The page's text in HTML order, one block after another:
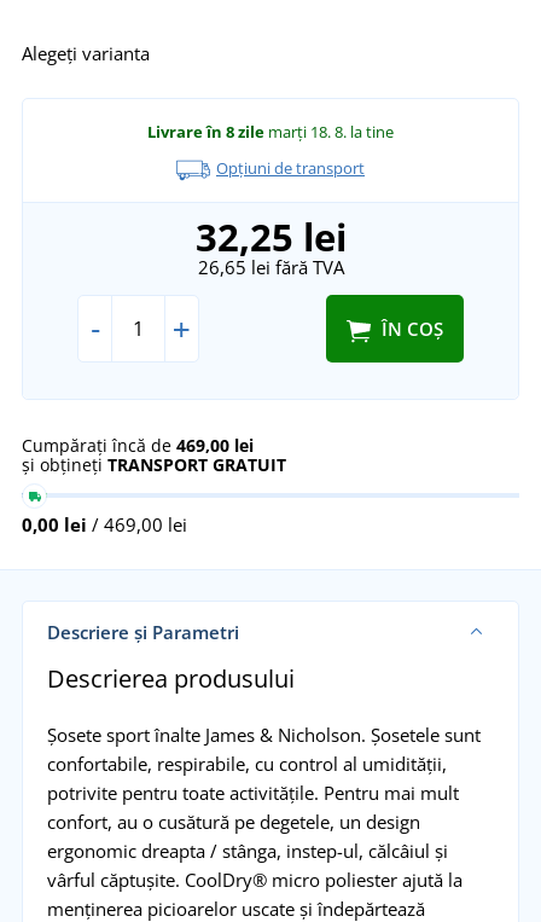
Alegeți varianta
Livrare în 8 zile marți 18. 8. la tine
Opțiuni de transport
32,25 lei
26,65 lei fără TVA
- + ÎN COȘ
Cumpărați încă de 469,00 lei
și obțineți TRANSPORT GRATUIT
0,00 lei / 469,00 lei
Descriere și Parametri
Descrierea produsului
Șosete sport înalte James & Nicholson. Șosetele sunt
confortabile, respirabile, cu control al umidității,
potrivite pentru toate activitățile. Pentru mai mult
confort, au o cusătură pe degetele, un design
ergonomic dreapta / stânga, instep-ul, călcâiul și
vârful căptușite. CoolDry® micro poliester ajută la
menținerea picioarelor uscate și îndepărtează